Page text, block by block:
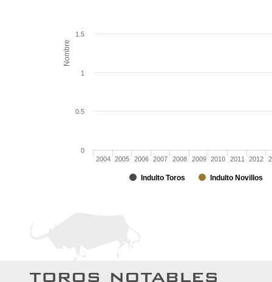
Nombre
Indulto Toros Indulto Novillos
2004 2005 2006 2007 2008 2009 2010 2011 2012
0
0.5
1
1.5